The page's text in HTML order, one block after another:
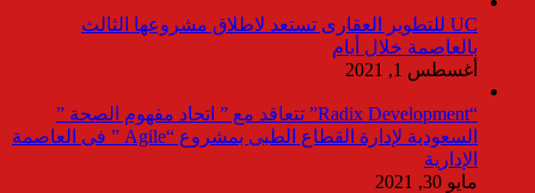
UC للتطوير العقارى تستعد لاطلاق مشروعها الثالث
بالعاصمة خلال أيام
أغسطس 1, 2021
“Radix Development” تتعاقد مع ” اتحاد مفهوم الصحة ”
السعودية لإدارة القطاع الطبى بمشروع “Agile ” فى العاصمة
الإدارية
مايو 30, 2021